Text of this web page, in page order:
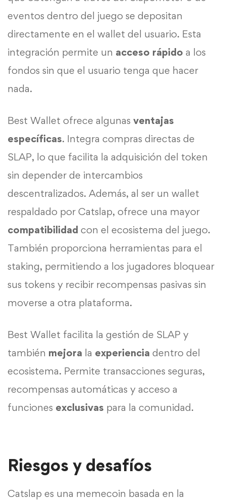
eventos dentro del juego se depositan
directamente en el wallet del usuario. Esta
integración permite un acceso rápido a los
fondos sin que el usuario tenga que hacer
nada.
Best Wallet ofrece algunas ventajas
específicas. Integra compras directas de
SLAP, lo que facilita la adquisición del token
sin depender de intercambios
descentralizados. Además, al ser un wallet
respaldado por Catslap, ofrece una mayor
compatibilidad con el ecosistema del juego.
También proporciona herramientas para el
staking, permitiendo a los jugadores bloquear
sus tokens y recibir recompensas pasivas sin
moverse a otra plataforma.
Best Wallet facilita la gestión de SLAP y
también mejora la experiencia dentro del
ecosistema. Permite transacciones seguras,
recompensas automáticas y acceso a
funciones exclusivas para la comunidad.
Riesgos y desafíos
Catslap es una memecoin basada en la